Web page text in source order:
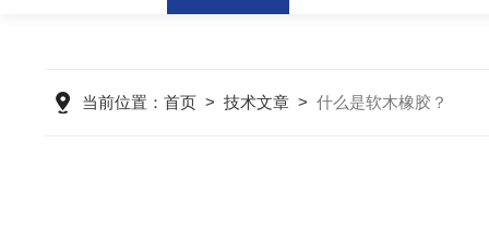
当前位置： 首页> 技术文章> 什么是软木橡胶？